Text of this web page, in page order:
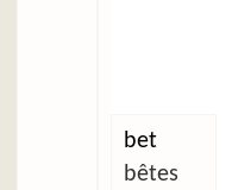
bet
bêtes